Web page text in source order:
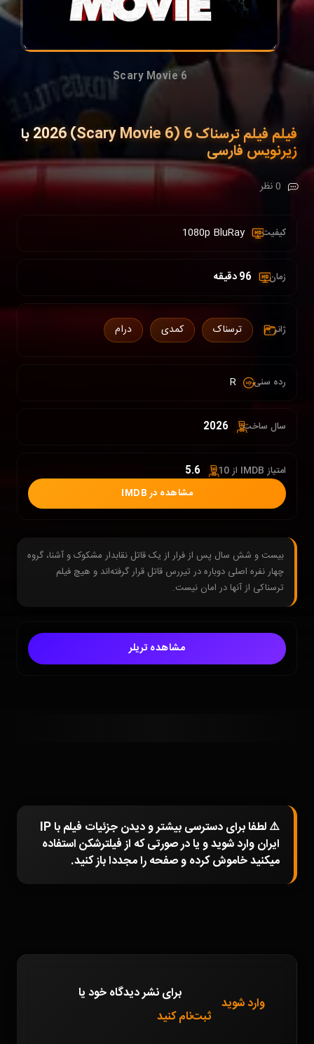
Scary Movie 6
فیلم فیلم ترسناک 6 (Scary Movie 6) 2026 با
زیرنویس فارسی
0 نظر
کیفیت : 1080p BluRay
زمان : 96 دقیقه
ژانر : ترسناک کمدی درام
رده سنی : R
سال ساخت: 2026
امتیاز IMDB از 10 : 5.6
مشاهده در IMDB
بیست و شش سال پس از فرار از یک قاتل نقابدار مشکوک و آشنا، گروه
چهار نفره اصلی دوباره در تیررس قاتل قرار گرفته‌اند و هیچ فیلم
ترسناکی از آنها در امان نیست.
مشاهده تریلر
⚠️ لطفا برای دسترسی بیشتر و دیدن جزئیات فیلم با IP
ایران وارد شوید و یا در صورتی که از فیلترشکن استفاده
میکنید خاموش کرده و صفحه را مجددا باز کنید.
برای نشر دیدگاه خود
وارد شوید
یا
ثبت‌نام کنید